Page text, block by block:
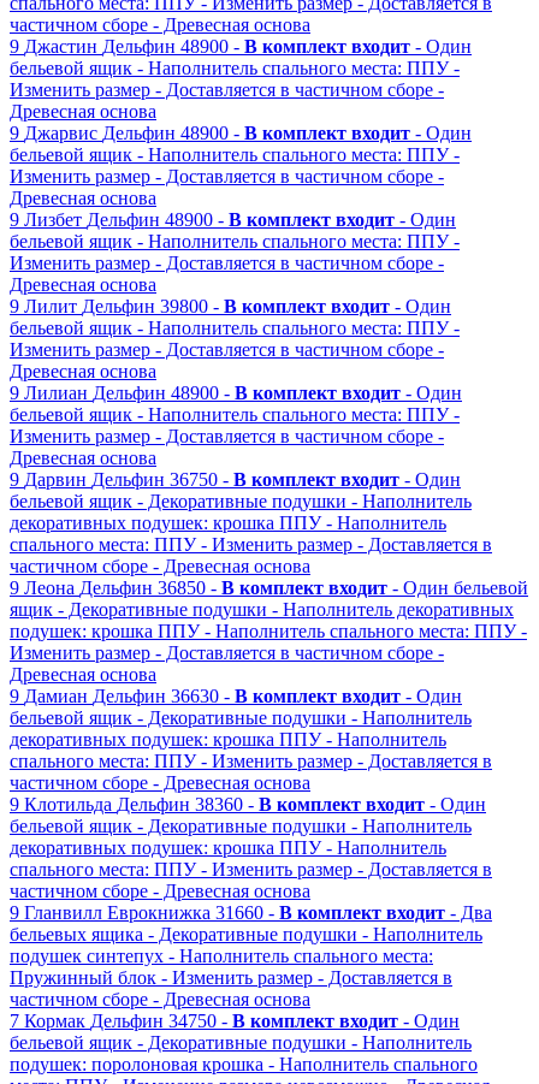
частичном сборе - Древесная основа
9 Джастин Дельфин 48900 - В комплект входит - Один
бельевой ящик - Наполнитель спального места: ППУ -
Изменить размер - Доставляется в частичном сборе -
Древесная основа
9 Джарвис Дельфин 48900 - В комплект входит - Один
бельевой ящик - Наполнитель спального места: ППУ -
Изменить размер - Доставляется в частичном сборе -
Древесная основа
9 Лизбет Дельфин 48900 - В комплект входит - Один
бельевой ящик - Наполнитель спального места: ППУ -
Изменить размер - Доставляется в частичном сборе -
Древесная основа
9 Лилит Дельфин 39800 - В комплект входит - Один
бельевой ящик - Наполнитель спального места: ППУ -
Изменить размер - Доставляется в частичном сборе -
Древесная основа
9 Лилиан Дельфин 48900 - В комплект входит - Один
бельевой ящик - Наполнитель спального места: ППУ -
Изменить размер - Доставляется в частичном сборе -
Древесная основа
9 Дарвин Дельфин 36750 - В комплект входит - Один
бельевой ящик - Декоративные подушки - Наполнитель
декоративных подушек: крошка ППУ - Наполнитель
спального места: ППУ - Изменить размер - Доставляется в
частичном сборе - Древесная основа
9 Леона Дельфин 36850 - В комплект входит - Один бельевой
ящик - Декоративные подушки - Наполнитель декоративных
подушек: крошка ППУ - Наполнитель спального места: ППУ -
Изменить размер - Доставляется в частичном сборе -
Древесная основа
9 Дамиан Дельфин 36630 - В комплект входит - Один
бельевой ящик - Декоративные подушки - Наполнитель
декоративных подушек: крошка ППУ - Наполнитель
спального места: ППУ - Изменить размер - Доставляется в
частичном сборе - Древесная основа
9 Клотильда Дельфин 38360 - В комплект входит - Один
бельевой ящик - Декоративные подушки - Наполнитель
декоративных подушек: крошка ППУ - Наполнитель
спального места: ППУ - Изменить размер - Доставляется в
частичном сборе - Древесная основа
9 Гланвилл Еврокнижка 31660 - В комплект входит - Два
бельевых ящика - Декоративные подушки - Наполнитель
подушек синтепух - Наполнитель спального места:
Пружинный блок - Изменить размер - Доставляется в
частичном сборе - Древесная основа
7 Кормак Дельфин 34750 - В комплект входит - Один
бельевой ящик - Декоративные подушки - Наполнитель
подушек: поролоновая крошка - Наполнитель спального